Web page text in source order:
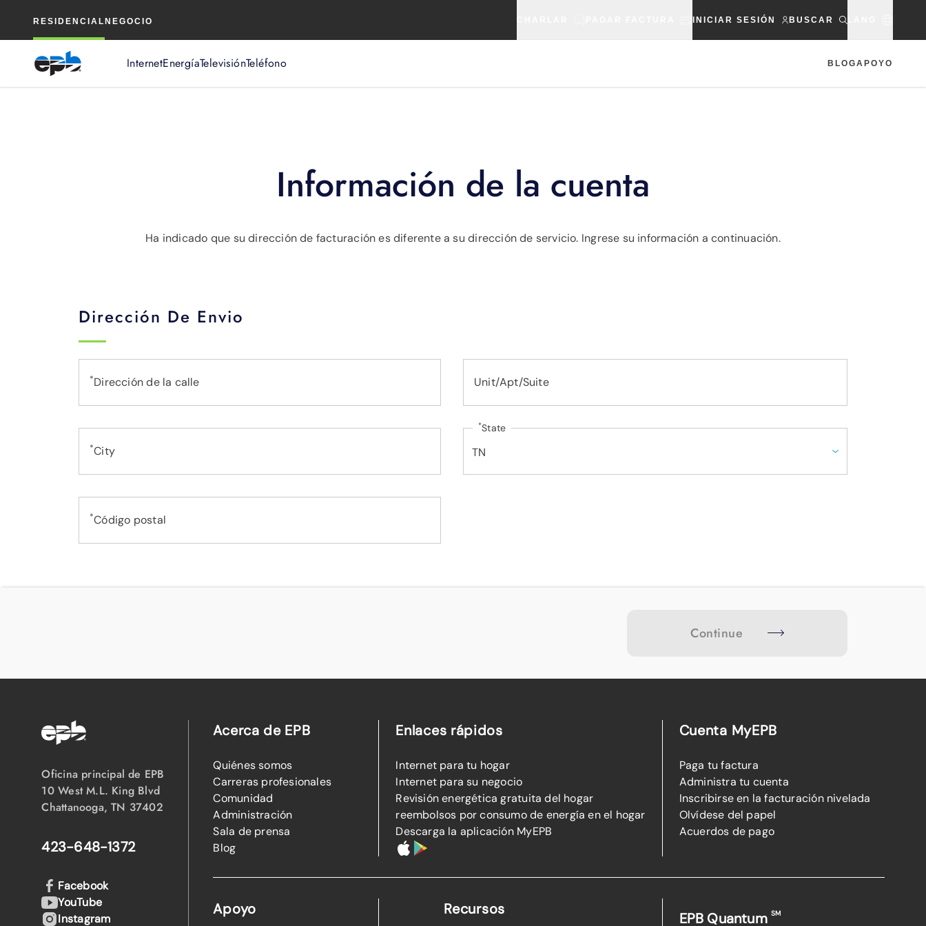
RESIDENCIAL NEGOCIO INICIAR SESIÓN BUSCAR
InternetEnergíaTelevisiónTeléfono BLOGAPOYO
principal
Información de la cuenta
Ha indicado que su dirección de facturación es diferente a su dirección de servicio. Ingrese su información a continuación.
Dirección De Envio
*Dirección de la calle Unit/Apt/Suite
*City
*State
*Código postal
Continue
Oficina principal de EPB
10 West M.L. King Blvd
Chattanooga, TN 37402
423-648-1372
Acerca de EPB
Quiénes somos
Carreras profesionales
Comunidad
Administración
Sala de prensa
Blog
Enlaces rápidos
Internet para tu hogar
Internet para su negocio
Revisión energética gratuita del hogar
reembolsos por consumo de energía en el hogar
Descarga la aplicación MyEPB
Cuenta MyEPB
Paga tu factura
Administra tu cuenta
Inscribirse en la facturación nivelada
Olvídese del papel
Acuerdos de pago
Apoyo Recursos
EPB QuantumSM
Facebook
YouTube
Instagram